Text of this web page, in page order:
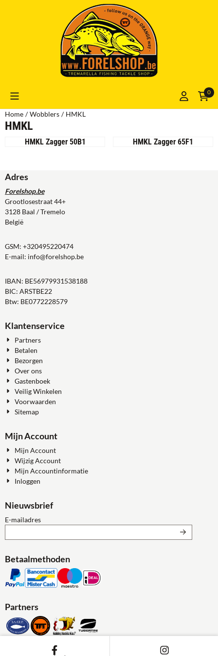
Cookievoorkeuren zijn momenteel gesloten.
0
Home / Wobblers / HMKL
HMKL
HMKL Zagger 50B1 HMKL Zagger 65F1
Adres
Forelshop.be
Grootlosestraat 44+
3128 Baal / Tremelo
België
GSM: +320495220474
E-mail: info@forelshop.be
IBAN: BE56979931538188
BIC: ARSTBE22
Btw: BE0772228579
Klantenservice
Partners
Betalen
Bezorgen
Over ons
Gastenboek
Veilig Winkelen
Voorwaarden
Sitemap
Mijn Account
Mijn Account
Wijzig Account
Mijn Accountinformatie
Inloggen
Nieuwsbrief
E-mailadresVul je e-mailadres in voor de nieuwsbrief
Betaalmethoden
Partners
KvK: 772228579 - Btw: BE 0772228579